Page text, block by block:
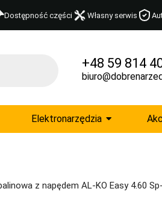
Dostępność części Własny serwis
+48 59 814
Elektronarzędzia
z napędem AL-KO Easy 4.60